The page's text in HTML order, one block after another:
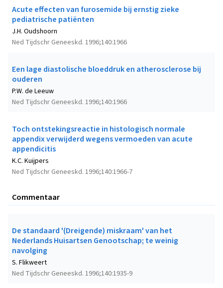
Acute effecten van furosemide bij ernstig zieke
pediatrische patiënten
Ned Tijdschr Geneeskd. 1996;140:1966
J.H. Oudshoorn
Een lage diastolische bloeddruk en atherosclerose bij
ouderen
Ned Tijdschr Geneeskd. 1996;140:1966
P.W. de Leeuw
Toch ontstekingsreactie in histologisch normale
appendix verwijderd wegens vermoeden van acute
appendicitis
Ned Tijdschr Geneeskd. 1996;140:1966-7
K.C. Kuijpers
Commentaar
De standaard '(Dreigende) miskraam' van het
Nederlands Huisartsen Genootschap; te weinig
navolging
Ned Tijdschr Geneeskd. 1996;140:1935-9
S. Flikweert